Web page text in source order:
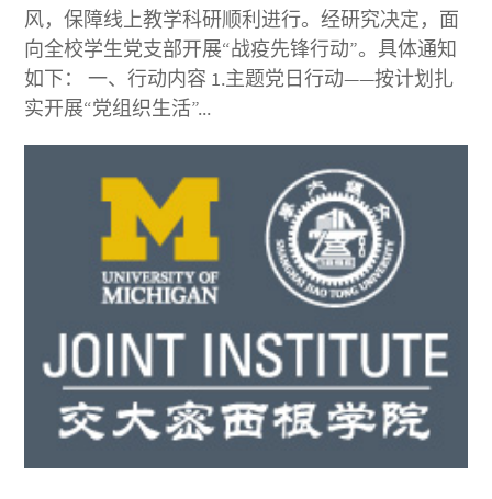
风，保障线上教学科研顺利进行。经研究决定，面
向全校学生党支部开展“战疫先锋行动”。具体通知
如下： 一、行动内容 1.主题党日行动——按计划扎
实开展“党组织生活”...